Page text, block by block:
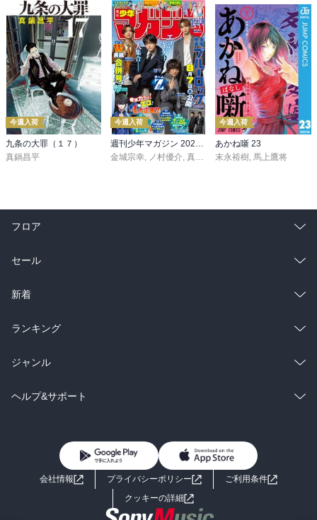
今週入荷
九条の大罪（１７）
真鍋昌平
今週入荷
週刊少年マガジン 2026年36・37号[2026年8月5日発売]
金城宗幸, ノ村優介, 真島ヒロ ,宮島礼吏,新川直司
今週入荷
あかね噺 23
末永裕樹, 馬上鷹将
フロア
総合
ラノベ
雑誌・グラビア
BL・TL
セール
総合
ラノベ
雑誌・グラビア
BL・TL
新着
総合
ラノベ
雑誌・グラビア
ランキング
総合
ラノベ
ジャンル
コミック
ライトノベル 男子向けラノベ
小説
ヘルプ&サポート
よくあるご質問 お問い合わせ
会社情報 プライバシーポリシー
ご利用条件
クッキーの詳細